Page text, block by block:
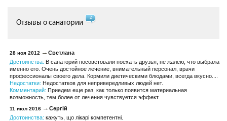
Отзывы о санатории
2
28 ноя 2012
Светлана
Достоинства: В санаторий посоветовали поехать друзья, не жалею, что выбрала
именно его. Очень достойное лечение, внимательный персонал, врачи
профессионалы своего дела. Кормили диетическими блюдами, всегда вкусно....
Недостатки: Недостатков для непривередливых людей нет.
Комментарий: Приедем еще раз, как только появится материальная
возможность, тем более от лечения чувствуется эффект.
11 июл 2016
Сергій
Достоинства: кажуть, що лікарі компетентні.